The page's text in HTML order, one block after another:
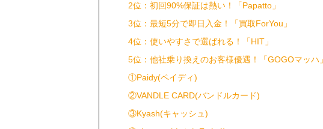
2位：初回90%保証は熱い！「Papatto」
3位：最短5分で即日入金！「買取ForYou」
4位：使いやすさで選ばれる！「HIT」
5位：他社乗り換えのお客様優遇！「GOGOマッハ」
①Paidy(ペイディ)
②VANDLE CARD(バンドルカード)
③Kyash(キャッシュ)